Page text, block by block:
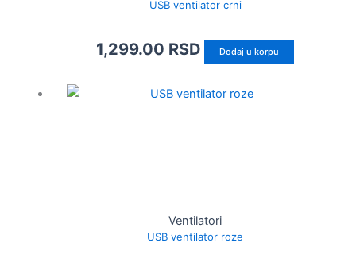
USB ventilator crni
1,299.00 RSD Dodaj u korpu
Ventilatori
USB ventilator roze